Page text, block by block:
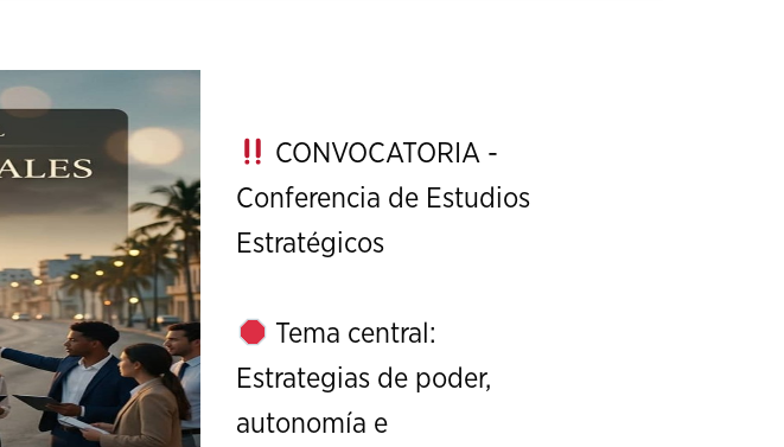
CONVOCATORIA -
Conferencia de Estudios
Estratégicos
Tema central:
Estrategias de poder,
autonomía e